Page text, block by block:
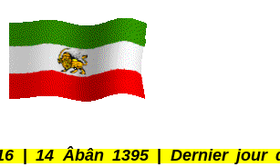
|14 Âbân 1395| Dernier jour